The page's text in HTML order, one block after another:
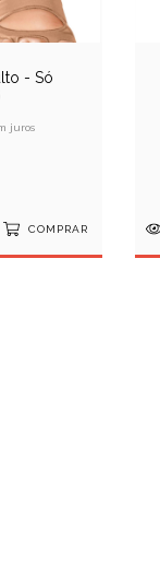
- Só
juros
COMPRAR